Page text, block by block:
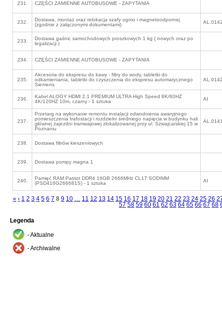
231. CZĘŚCI ZAMIENNE AUTOBUSOWE - ZAPYTANIA
232.
Dostawa, montaż oraz relokacja szafy ognio i magnetoodpornej
(zgodnie z załączonymi dokumentami)
233.
Dostawa gaśnic samochodowych proszkowych 1 kg ( nowych oraz po
legalizacji )
234. CZĘŚCI ZAMIENNE AUTOBUSOWE - ZAPYTANIA
235.
Akcesoria do ekspresu do kawy - filtry do wody, tabletki do
odkamieniania, tabletki do czyszczenia do ekspresu automatycznego
Siemens
236.
Kabel ALOGY HDMI 2.1 PREMIUM ULTRA High Speed 8K/60HZ
4K/120HZ 10m, czarny - 1 sztuka
AI
237.
Przetarg na wykonanie remontu instalacji odwodnienia awaryjnego
pomieszczenia trafostacji i rozdzielni średniego napięcia w budynku hali
głównej zajezdni tramwajowej zlokalizowanej przy ul. Szwajcarskiej 15 w
Poznaniu
238. Dostawa filtrów kieszeniowych
239. Dostawa pompy magna 1
240.
Pamięć RAM Patriot DDR4 16GB 2666MHz CL17 SODIMM
(PSD416G266681S) - 1 sztuka
AI
« ‹ 1 2 3 4 5 6 7 8 9 10 … 11 12 13 14 15 16 17 18 19 20 21 22 23 24 25 26
57 58 59 60 61 62 63 64 65 66 67 68
Legenda
- Aktualne
- Archiwalne